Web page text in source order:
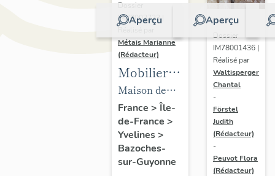
Aperçu
Dossier
IM78002723 |
Métais Marianne
(Rédacteur)
Mobilier
de la
maison
Louis
Carré
Maison de
villégiature
dite maison
Louis Carré
France > Île-
de-France >
Yvelines>
Bazoches-
sur-Guyonne
Aperçu
Dossier
IM78001436 |
Réalisé par
Waltisperger
Chantal
-
Förstel
Judith
(Rédacteur)
-
Peuvot Flora
(Rédacteur)